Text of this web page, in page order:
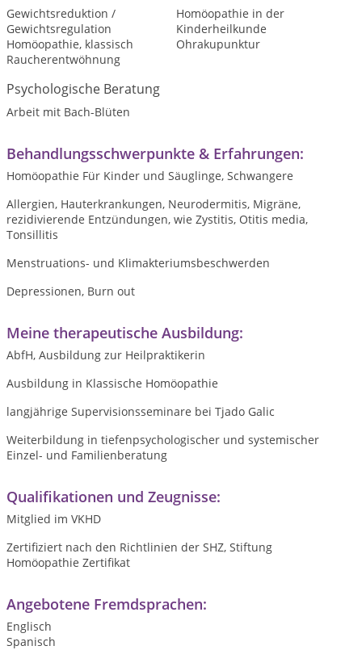
Gewichtsreduktion /
Gewichtsregulation
Homöopathie in der
Kinderheilkunde
Homöopathie, klassisch
Ohrakupunktur
Raucherentwöhnung
Psychologische Beratung
Arbeit mit Bach-Blüten
Behandlungsschwerpunkte & Erfahrungen:
Homöopathie Für Kinder und Säuglinge, Schwangere
Allergien, Hauterkrankungen, Neurodermitis, Migräne,
rezidivierende Entzündungen, wie Zystitis, Otitis media,
Tonsillitis
Menstruations- und Klimakteriumsbeschwerden
Depressionen, Burn out
Meine therapeutische Ausbildung:
AbfH, Ausbildung zur Heilpraktikerin
Ausbildung in Klassische Homöopathie
langjährige Supervisionsseminare bei Tjado Galic
Weiterbildung in tiefenpsychologischer und systemischer
Einzel- und Familienberatung
Qualifikationen und Zeugnisse:
Mitglied im VKHD
Zertifiziert nach den Richtlinien der SHZ, Stiftung
Homöopathie Zertifikat
Angebotene Fremdsprachen:
Englisch
Spanisch